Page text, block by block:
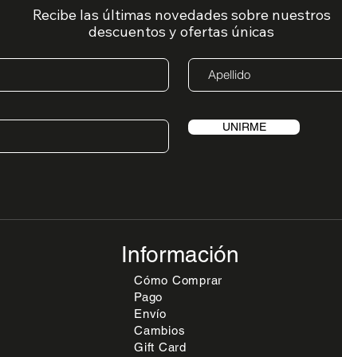
Vista rápida
Camisa Tero VerdeVista rápida
Remeron Frecuencia Gris
Vista rápida
Canguro Norte BeigeVista rápida
Vestido Palma Verde
Recibe las últimas novedades sobre nuestros
descuentos y ofertas únicas
UNIRME
Información
Cómo Comprar
Pago
Envío
Cambios
Gift Card